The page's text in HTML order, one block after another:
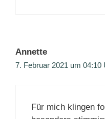
Annette
7. Februar 2021 um 04:10
Für mich klingen